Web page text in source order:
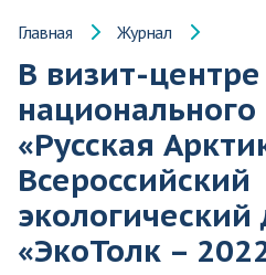
Главная Журнал
В визит-центре
национального
«Русская
Всероссийский
экологический
«ЭкоТолк –